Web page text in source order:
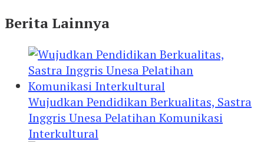
Berita Lainnya
Wujudkan Pendidikan Berkualitas, Sastra
Inggris Unesa Pelatihan Komunikasi
Interkultural